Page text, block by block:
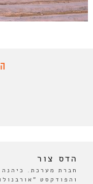
הדס צור
חברת מערכת.